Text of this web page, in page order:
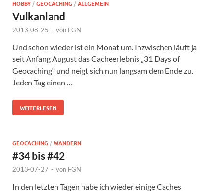
HOBBY/GEOCACHING /ALLGEMEIN
Vulkanland
2013-08-25 - von FGN
Und schon wieder ist ein Monat um. Inzwischen läuft ja
seit Anfang August das Cacheerlebnis „31 Days of
Geocaching“ und neigt sich nun langsam dem Ende zu.
Jeden Tag einen …
WEITERLESEN
GEOCACHING /WANDERN
#34 bis #42
2013-07-27 - von FGN
In den letzten Tagen habe ich wieder einige Caches